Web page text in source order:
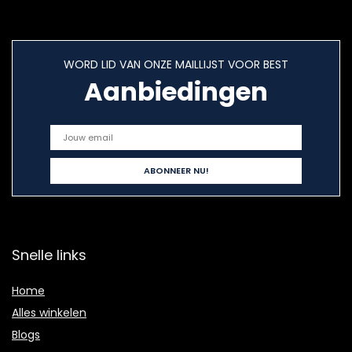
WORD LID VAN ONZE MAILLIJST VOOR BEST
Aanbiedingen
Snelle links
Home
Alles winkelen
Blogs